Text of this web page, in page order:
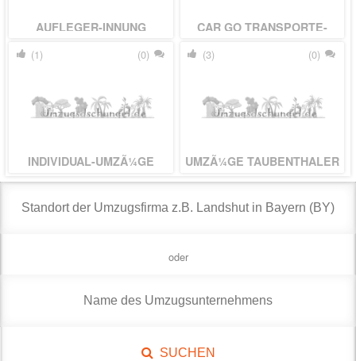
AUFLEGER-INNUNG
CAR GO TRANSPORTE-
(1) (0)
INDIVIDUAL-UMZÃ¼GE
(3) (0)
UMZÃ¼GE TAUBENTHALER
oder
SUCHEN